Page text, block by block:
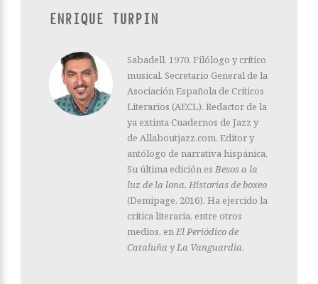
ENRIQUE TURPIN
Sabadell, 1970. Filólogo y crítico
musical. Secretario General de la
Asociación Española de Críticos
Literarios (AECL). Redactor de la
ya extinta Cuadernos de Jazz y
de Allaboutjazz.com. Editor y
antólogo de narrativa hispánica.
Su última edición es Besos a la
luz de la lona. Historias de boxeo
(Demipage, 2016). Ha ejercido la
crítica literaria, entre otros
medios, enEl Periódico de
Cataluña yLa Vanguardia.